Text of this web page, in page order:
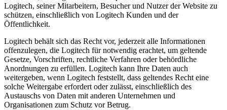
Logitech, seiner Mitarbeitern, Besucher und Nutzer der Website zu
schützen, einschließlich von Logitech Kunden und der
Öffentlichkeit.
Logitech behält sich das Recht vor, jederzeit alle Informationen
offenzulegen, die Logitech für notwendig erachtet, um geltende
Gesetze, Vorschriften, rechtliche Verfahren oder behördliche
Anordnungen zu erfüllen. Logitech kann Ihre Daten auch
weitergeben, wenn Logitech feststellt, dass geltendes Recht eine
solche Weitergabe erfordert oder zulässt, einschließlich des
Austauschs von Daten mit anderen Unternehmen und
Organisationen zum Schutz vor Betrug.